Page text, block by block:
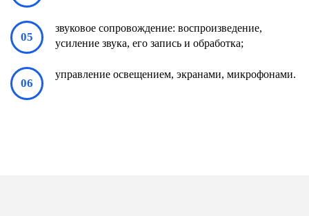
звуковое сопровождение: воспроизведение,
усиление звука, его запись и обработка;
управление освещением, экранами, микрофонами.